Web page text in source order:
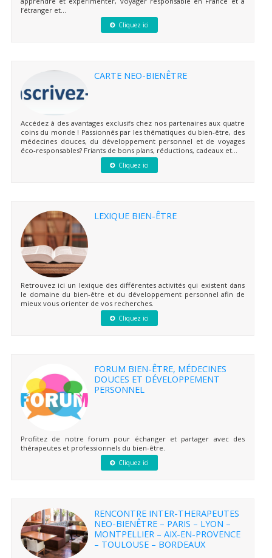
l’étranger et...
Cliquez ici
CARTE NEO-BIENÊTRE
Accédez à des avantages exclusifs chez nos partenaires aux quatre
coins du monde ! Passionnés par les thématiques du bien-être, des
médecines douces, du développement personnel et de voyages
éco-responsables? Friants de bons plans, réductions, cadeaux et...
Cliquez ici
LEXIQUE BIEN-ÊTRE
Retrouvez ici un lexique des différentes activités qui existent dans
le domaine du bien-être et du développement personnel afin de
mieux vous orienter de vos recherches.
Cliquez ici
FORUM BIEN-ÊTRE, MÉDECINES
DOUCES ET DÉVELOPPEMENT
PERSONNEL
Profitez de notre forum pour échanger et partager avec des
thérapeutes et professionnels du bien-être.
Cliquez ici
RENCONTRE INTER-THERAPEUTES
NEO-BIENÊTRE – PARIS – LYON –
MONTPELLIER – AIX-EN-PROVENCE
– TOULOUSE – BORDEAUX